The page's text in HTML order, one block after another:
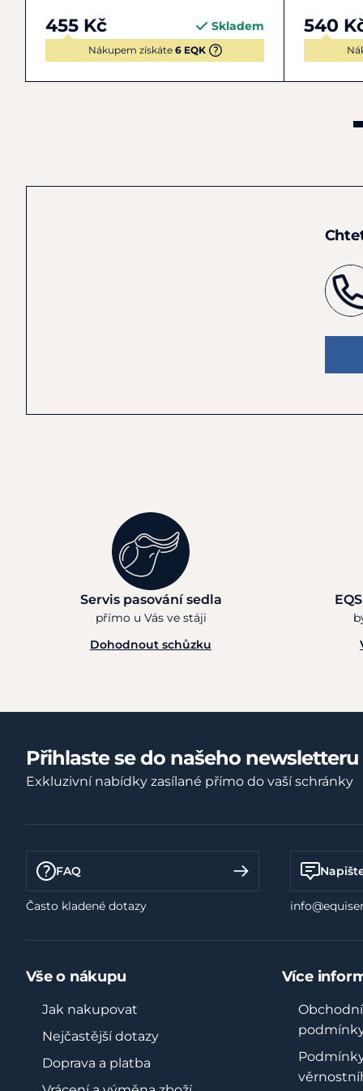
455 Kč Skladem
Nákupem získáte 6 EQK
540
Servis pasování sedla
přímo u Vás ve stáji
Dohodnout schůzku
Přihlaste se do našeho newsletteru
Exkluzivní nabídky zasílané přímo do vaší schránky
FAQ
Často kladené dotazy
Vše o nákupu
Jak nakupovat
Nejčastější dotazy
Doprava a platba
Více
Obchodní